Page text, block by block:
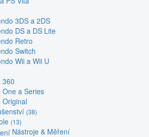
3DS a 2DS
DS a DS Lite
Retro
Switch
Wii a Wii U
360
One a Series
Original
(38)
(13)
Nástroje & Měření